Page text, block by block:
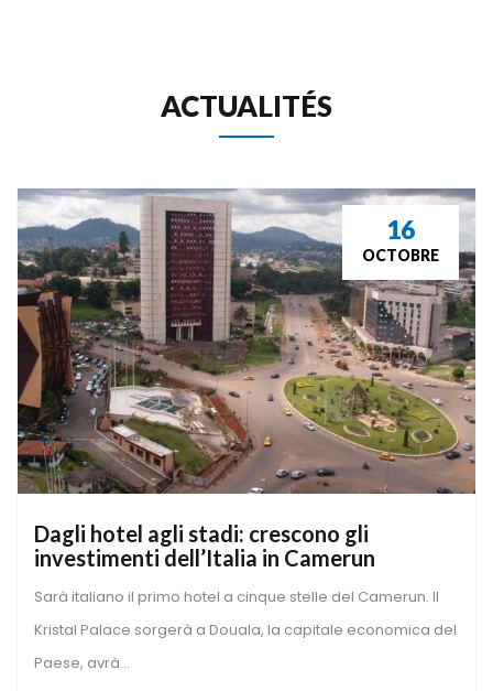
ACTUALITÉS
16
OCTOBRE
Dagli hotel agli stadi: crescono gli
investimenti dell’Italia in Camerun
Sarà italiano il primo hotel a cinque stelle del Camerun. Il
Kristal Palace sorgerà a Douala, la capitale economica del
Paese, avrà...